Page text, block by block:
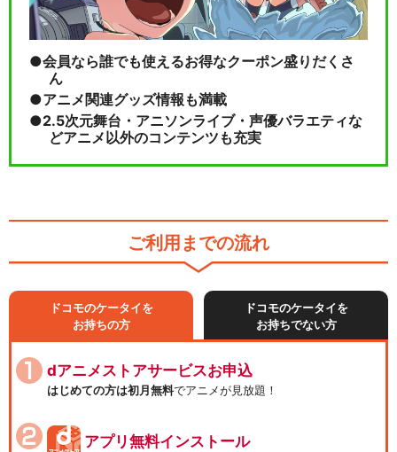
閉じる
会員なら誰でも使えるお得なクーポン盛りだくさ
ん
アニメ関連グッズ情報も満載
2.5次元舞台・アニソンライブ・声優バラエティな
どアニメ以外のコンテンツも充実
ご利用までの流れ
ドコモのケータイを
お持ちの方
ドコモのケータイを
お持ちでない方
dアニメストアサービスお申込
はじめての方は初月無料でアニメが見放題！
アプリ無料インストール